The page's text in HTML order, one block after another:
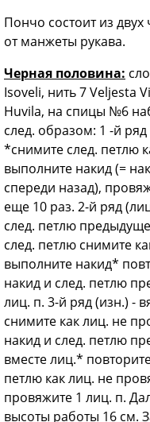
Пончо состоит из двух
от манжеты рукава.
Черная половина:
Isoveli, нить 7 Veljesta
Huvila, на спицы №6
след. образом: 1 -й
*снимите след. петлю
выполните накид (=
спереди назад),
еще 10 раз. 2-й ряд
след. петлю
след. петлю снимите
выполните накид*
накид и след. петлю
лиц. п. 3-й ряд (изн.) -
снимите как лиц. не
накид и след. петлю
вместе лиц.*
петлю как лиц. не
провяжите 1 лиц. п.
высоты работы 16 см.